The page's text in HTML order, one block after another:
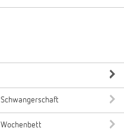
Schwangerschaft
Wochenbett